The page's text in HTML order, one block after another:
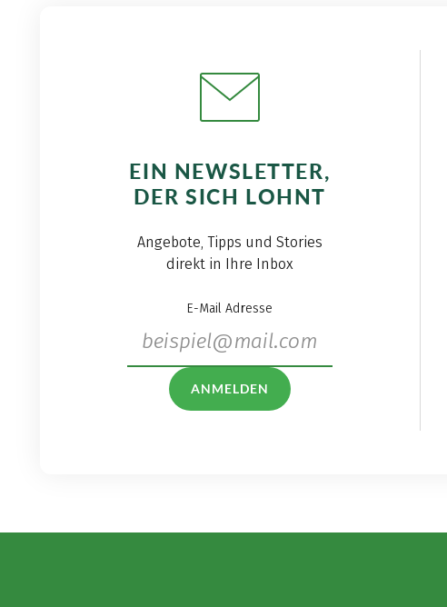
EIN NEWSLETTER,
DER SICH LOHNT
Angebote, Tipps und Stories
direkt in Ihre Inbox
E-Mail Adresse
ANMELDEN